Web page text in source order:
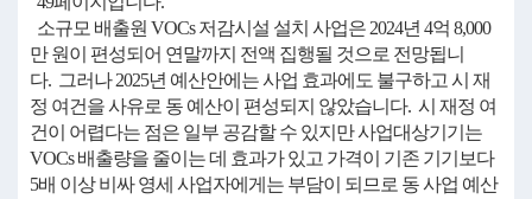
소규모 배출원 VOCs 저감시설 설치 사업은 2024년 4억 8,000
만 원이 편성되어 연말까지 전액 집행될 것으로 전망됩니
다. 그러나 2025년 예산안에는 사업 효과에도 불구하고 시 재
정 여건을 사유로 동 예산이 편성되지 않았습니다. 시 재정 여
건이 어렵다는 점은 일부 공감할 수 있지만 사업대상기기는
VOCs 배출량을 줄이는 데 효과가 있고 가격이 기존 기기보다
5배 이상 비싸 영세 사업자에게는 부담이 되므로 동 사업 예산